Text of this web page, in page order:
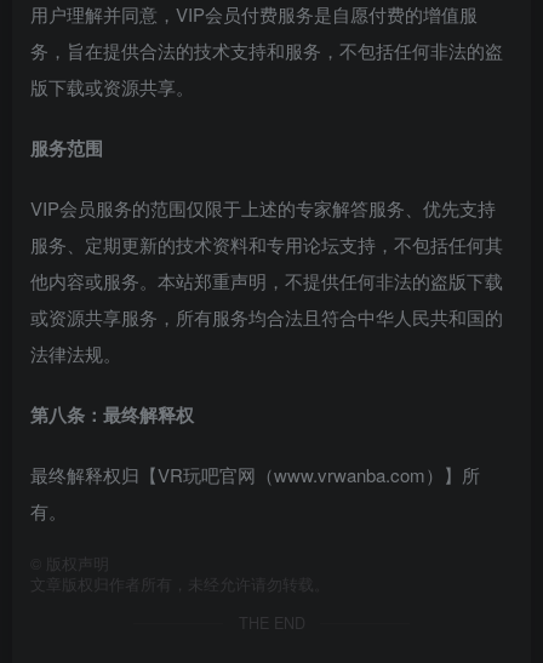
用户理解并同意，VIP会员付费服务是自愿付费的增值服
务，旨在提供合法的技术支持和服务，不包括任何非法的盗
版下载或资源共享。
服务范围
VIP会员服务的范围仅限于上述的专家解答服务、优先支持
服务、定期更新的技术资料和专用论坛支持，不包括任何其
他内容或服务。本站郑重声明，不提供任何非法的盗版下载
或资源共享服务，所有服务均合法且符合中华人民共和国的
法律法规。
第八条：最终解释权
最终解释权归【VR玩吧官网（www.vrwanba.com）】所
有。
版权声明
文章版权归作者所有，未经允许请勿转载。
THE END